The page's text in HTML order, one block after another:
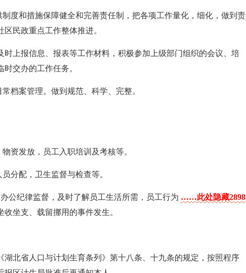
度和措施保障健全和完善责任制，把各项工作量化，细化，做到责
民政重点工作整体推进。
时上报信息、报表等工作材料，积极参加上级部门组织的会议、培
交办的工作任务。
档案管理。做到规范、科学、完整。
资发放，员工入职培训及考核等。
分配，卫生监督与检查等。
公纪律监督，及时了解员工生活所需，员工行为 ……此处隐藏2898
坐支、载留挪用的事件发生。
湖北省人口与计划生育条列》第十八条、十九条的规定，按照程序